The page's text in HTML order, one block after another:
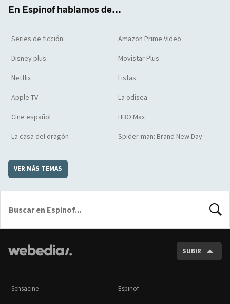
En Espinof hablamos de...
Series de ficción Amazon Prime Video
Disney plus Movistar Plus
Netflix Listas
Apple TV La odisea
Cine español HBO Max
La casa del dragón Spider-man: Brand New Day
VER MÁS TEMAS
SUBIR
Sensacine Espinof